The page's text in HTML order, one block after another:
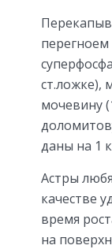
ст.ложке),
мочевину
даны на 1
Астры
качестве
время
на